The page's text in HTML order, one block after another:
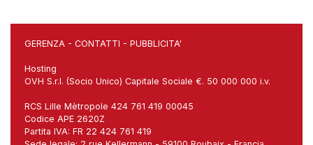
GERENZA - CONTATTI - PUBBLICITA'
Hosting
OVH S.r.l. (Socio Unico) Capitale Sociale €. 50 000 000 i.v.
RCS Lille Mètropole 424 761 419 00045
Codice APE 2620Z
Partita IVA: FR 22 424 761 419